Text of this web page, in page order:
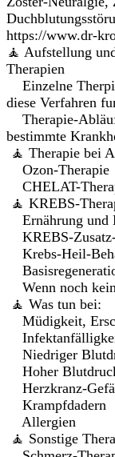
https://www.dr-
🧘 Aufstellung
Therapien
Einzelne
diese Verfahren
Therapie-
bestimmte
🧘 Therapie bei
Ozon-Therapie
CHELAT-
🧘 KREBS-
Ernährung und
KREBS-
Krebs-Heil-
Wenn noch
🧘 Was tun bei:
Müdigkeit,
Niedriger
Hoher
Herzkranz-
Krampfdadern
Allergien
🧘 Sonstige